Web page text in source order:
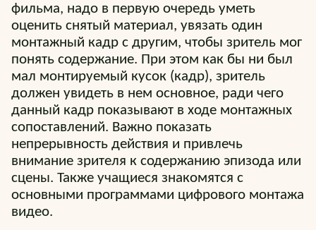
фильма, надо в первую очередь уметь
оценить снятый материал, увязать один
монтажный кадр с другим, чтобы зритель мог
понять содержание. При этом как бы ни был
мал монтируемый кусок (кадр), зритель
должен увидеть в нем основное, ради чего
данный кадр показывают в ходе монтажных
сопоставлений. Важно показать
непрерывность действия и привлечь
внимание зрителя к содержанию эпизода или
сцены. Также учащиеся знакомятся с
основными программами цифрового монтажа
видео.